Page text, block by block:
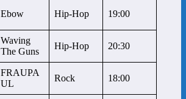
Ebow Hip-Hop 19:00
Waving
The Guns
Hip-Hop 20:30
FRAUPA
UL
Rock 18:00